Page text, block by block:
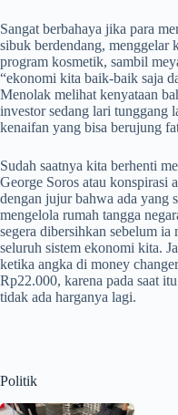
Sangat berbahaya jika para
sibuk berdendang, menggelar
program kosmetik, sambil
“ekonomi kita baik-baik saja
Menolak melihat kenyataan
investor sedang lari tunggang
kenaifan yang bisa berujung
Sudah saatnya kita berhenti
George Soros atau konspirasi
dengan jujur bahwa ada yang
mengelola rumah tangga
segera dibersihkan sebelum ia
seluruh sistem ekonomi kita.
ketika angka di money
Rp22.000, karena pada saat
tidak ada harganya lagi.
Politik